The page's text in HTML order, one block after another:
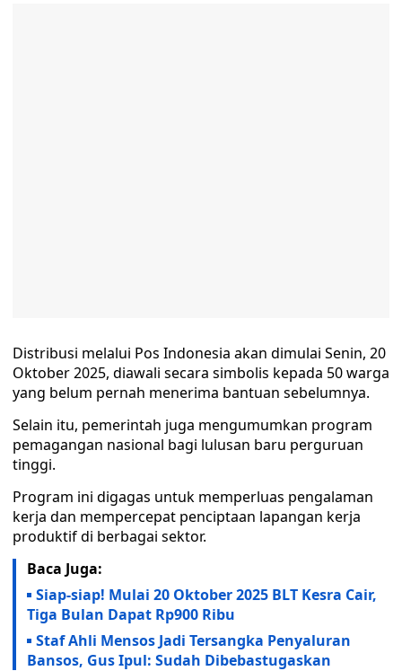
Distribusi melalui Pos Indonesia akan dimulai Senin, 20
Oktober 2025, diawali secara simbolis kepada 50 warga
yang belum pernah menerima bantuan sebelumnya.
Selain itu, pemerintah juga mengumumkan program
pemagangan nasional bagi lulusan baru perguruan
tinggi.
Program ini digagas untuk memperluas pengalaman
kerja dan mempercepat penciptaan lapangan kerja
produktif di berbagai sektor.
Baca Juga:
Siap-siap! Mulai 20 Oktober 2025 BLT Kesra Cair,
Tiga Bulan Dapat Rp900 Ribu
Staf Ahli Mensos Jadi Tersangka Penyaluran
Bansos, Gus Ipul: Sudah Dibebastugaskan